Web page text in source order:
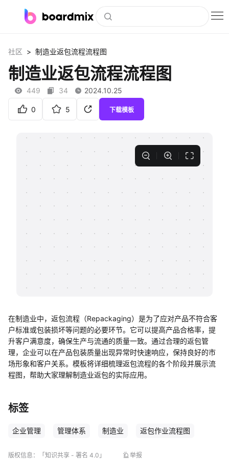
社区资源
下载
私有化部署
支持
帮助中心
社区 > 制造业返包流程流程图
制造业返包流程流程图
449 34 2024.10.25
0 5 下载模板
在制造业中，返包流程（Repackaging）是为了应对产品不符合客
户标准或包装损坏等问题的必要环节。它可以提高产品合格率，提
升客户满意度，确保生产与流通的质量一致。通过合理的返包管
理，企业可以在产品包装质量出现异常时快速响应，保持良好的市
场形象和客户关系。模板将详细梳理返包流程的各个阶段并展示流
程图，帮助大家理解制造业返包的实际应用。
标签
企业管理 管理体系 制造业 返包作业流程图
版权信息： 「知识共享 - 署名 4.0」 举报